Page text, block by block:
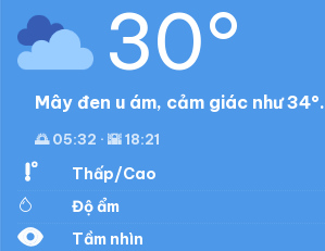
30°
Mây đen u ám, cảm giác như 34°.
🌅 05:32 · 🌇 18:21
Thấp/Cao
Độ ẩm
Tầm nhìn